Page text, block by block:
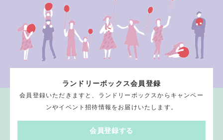
ランドリーボックス会員登録
会員登録いただきますと、ランドリーボックスからキャンペー
ンやイベント招待情報をお届けいたします。
会員登録する